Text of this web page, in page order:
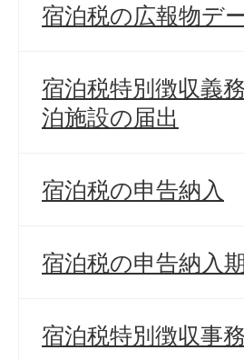
宿泊税の広報物デ
宿泊税特別徴収義
泊施設の届出
宿泊税の申告納入
宿泊税の申告納入
宿泊税特別徴収事